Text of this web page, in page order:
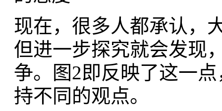
现在，很多人都承认，
但进一步探究就会发现
争。图2即反映了这一
持不同的观点。